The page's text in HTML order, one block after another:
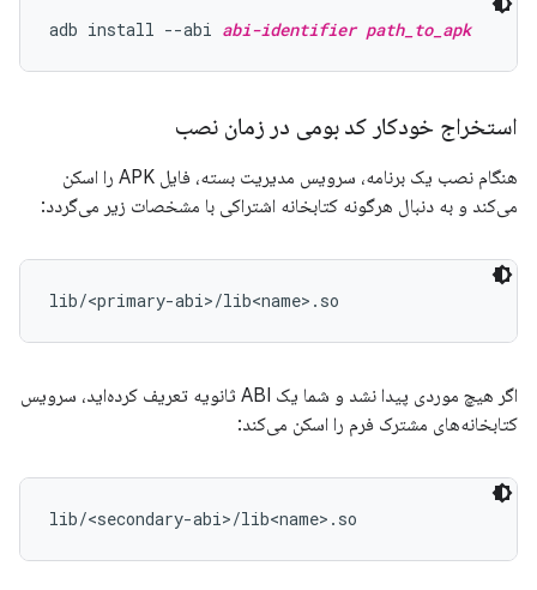
adb install --abi abi-identifier path_to_apk
استخراج خودکار کد بومی در زمان نصب
هنگام نصب یک برنامه، سرویس مدیریت بسته، فایل APK را اسکن
می‌کند و به دنبال هرگونه کتابخانه اشتراکی با مشخصات زیر می‌گردد:
اگر هیچ موردی پیدا نشد و شما یک ABI ثانویه تعریف کرده‌اید، سرویس
کتابخانه‌های مشترک فرم را اسکن می‌کند: